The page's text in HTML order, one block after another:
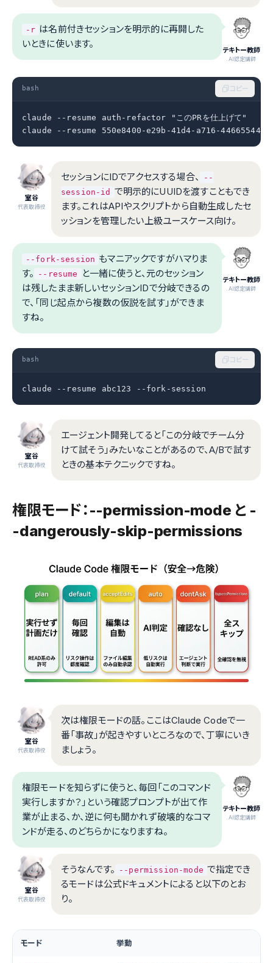
テキトー教師
.AI認定講師
-r は名前付きセッションを明示的に再開した
いときに使います。
bash コピー
claude --resume auth-refactor "このPRを仕上げて"
claude --resume 550e8400-e29b-41d4-a716-
室谷
代表取締役
セッションにIDでアクセスする場合、
--
session-id で明示的にUUIDを渡すこともでき
ます。これはAPIやスクリプトから自動生成したセ
ッションを管理したい上級ユースケース向け。
テキトー教師
.AI認定講師
--fork-session もマニアックですがハマりま
す。
--resume
と一緒に使うと、元のセッション
は残したまま新しいセッションIDで分岐できるの
で、「同じ起点から複数の仮説を試す」ができま
すね。
bash コピー
claude --resume abc123 --fork-session
室谷
代表取締役
エージェント開発してると「この分岐でチーム分
けて試そう」みたいなことがあるので、A/Bで試す
ときの基本テクニックですね。
権限モード：--permission-mode と -
-dangerously-skip-permissions
室谷
代表取締役
次は権限モードの話。ここはClaude Codeで一
番「事故」が起きやすいところなので、丁寧にいき
ましょう。
テキトー教師
.AI認定講師
権限モードを知らずに使うと、毎回「このコマンド
実行しますか？」という確認プロンプトが出て作
業が止まる、か、逆に何も聞かれず破壊的なコマ
ンドが走る、のどちらかになりますね。
室谷
代表取締役
そうなんです。 --permission-mode で指定でき
るモードは公式ドキュメントによると以下のとお
り。
モード 挙動